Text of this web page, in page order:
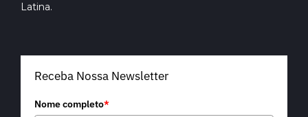
Latina.
Receba Nossa Newsletter
Nome completo*